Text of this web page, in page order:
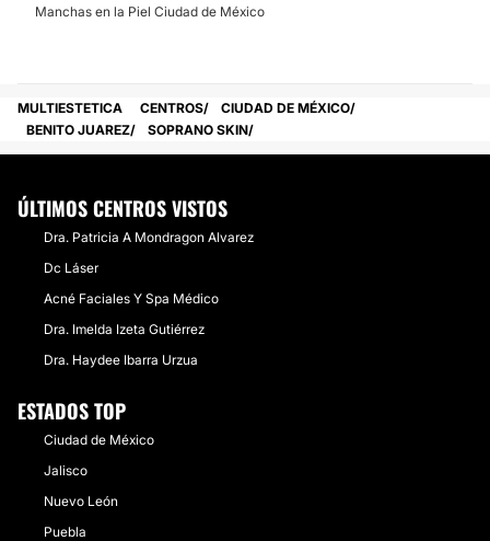
Manchas en la Piel Ciudad de México
MULTIESTETICA CENTROS
CIUDAD DE MÉXICO
BENITO JUAREZ
SOPRANO SKIN
ÚLTIMOS CENTROS VISTOS
Dra. Patricia A Mondragon Alvarez
Dc Láser
Acné Faciales Y Spa Médico
Dra. Imelda Izeta Gutiérrez
Dra. Haydee Ibarra Urzua
ESTADOS TOP
Ciudad de México
Jalisco
Nuevo León
Puebla